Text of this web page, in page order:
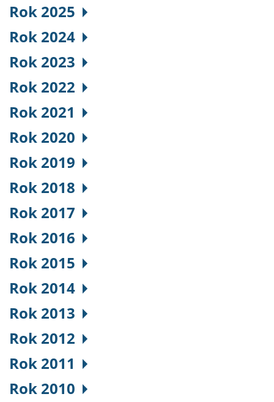
Rok 2025
Rok 2024
Rok 2023
Rok 2022
Rok 2021
Rok 2020
Rok 2019
Rok 2018
Rok 2017
Rok 2016
Rok 2015
Rok 2014
Rok 2013
Rok 2012
Rok 2011
Rok 2010